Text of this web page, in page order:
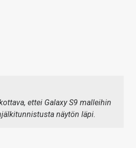
ettei Galaxy S9 malleihin
näytön läpi.